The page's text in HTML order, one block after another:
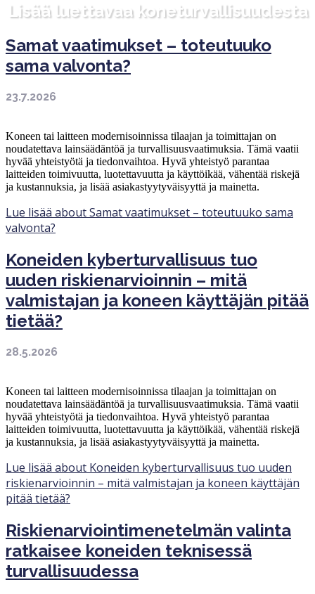
Lisää luettavaa koneturvallisuudesta
Samat vaatimukset – toteutuuko
sama valvonta?
23.7.2026
Koneen tai laitteen modernisoinnissa tilaajan ja toimittajan on
noudatettava lainsäädäntöä ja turvallisuusvaatimuksia. Tämä vaatii
hyvää yhteistyötä ja tiedonvaihtoa. Hyvä yhteistyö parantaa
laitteiden toimivuutta, luotettavuutta ja käyttöikää, vähentää riskejä
ja kustannuksia, ja lisää asiakastyytyväisyyttä ja mainetta.
Lue lisää about Samat vaatimukset – toteutuuko sama
valvonta?
Koneiden kyberturvallisuus tuo
uuden riskienarvioinnin – mitä
valmistajan ja koneen käyttäjän pitää
tietää?
28.5.2026
Koneen tai laitteen modernisoinnissa tilaajan ja toimittajan on
noudatettava lainsäädäntöä ja turvallisuusvaatimuksia. Tämä vaatii
hyvää yhteistyötä ja tiedonvaihtoa. Hyvä yhteistyö parantaa
laitteiden toimivuutta, luotettavuutta ja käyttöikää, vähentää riskejä
ja kustannuksia, ja lisää asiakastyytyväisyyttä ja mainetta.
Lue lisää about Koneiden kyberturvallisuus tuo uuden
riskienarvioinnin – mitä valmistajan ja koneen käyttäjän
pitää tietää?
Riskienarviointimenetelmän valinta
ratkaisee koneiden teknisessä
turvallisuudessa